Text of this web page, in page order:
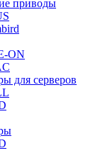
приводы
ON
для серверов